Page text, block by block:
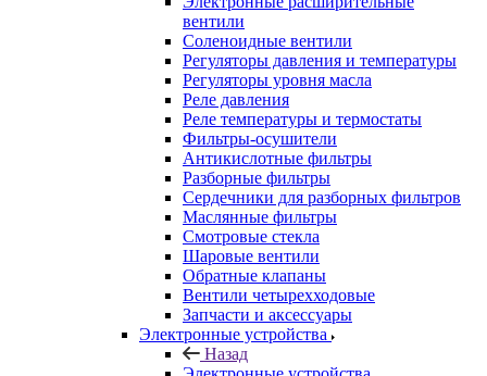
вентили
Соленоидные вентили
Регуляторы давления и температуры
Регуляторы уровня масла
Реле давления
Реле температуры и термостаты
Фильтры-осушители
Антикислотные фильтры
Разборные фильтры
Сердечники для разборных фильтров
Маслянные фильтры
Смотровые стекла
Шаровые вентили
Обратные клапаны
Вентили четырехходовые
Запчасти и аксессуары
Электронные устройства
Назад